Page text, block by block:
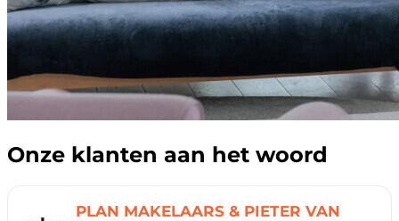
Onze klanten aan het woord